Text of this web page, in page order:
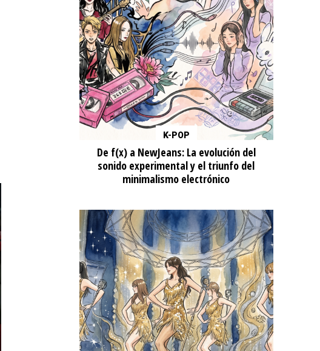
K-POP
De f(x) a NewJeans: La evolución del
sonido experimental y el triunfo del
minimalismo electrónico